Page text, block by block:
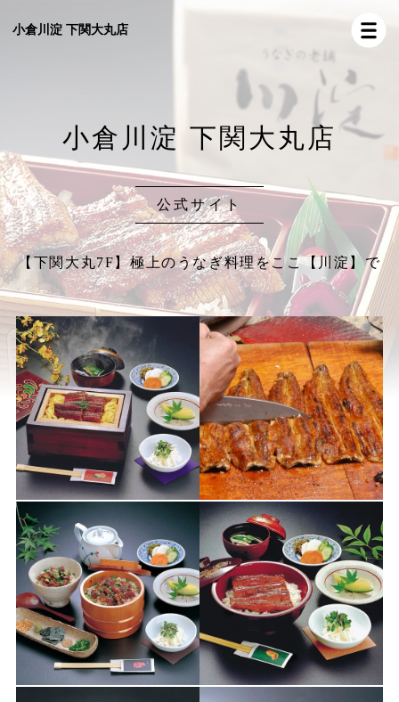
小倉川淀 下関大丸店
小倉川淀 下関大丸店
公式サイト
【下関大丸7F】極上のうなぎ料理をここ【川淀】で